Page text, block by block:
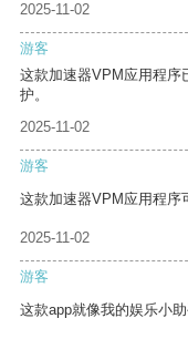
2025-11-02
游客
这款加速器VPM应用程序
护。
2025-11-02
游客
这款加速器VPM应用程序
2025-11-02
游客
这款app就像我的娱乐小